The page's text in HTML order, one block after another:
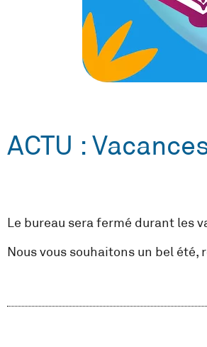
ACTU :
Le bureau sera fermé durant les
Nous vous souhaitons un bel été,